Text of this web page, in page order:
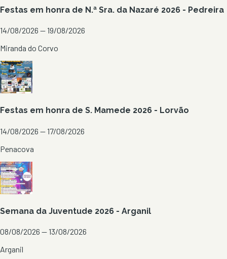
Festas em honra de N.ª Sra. da Nazaré 2026 - Pedreira
14/08/2026 — 19/08/2026
Miranda do Corvo
Festas em honra de S. Mamede 2026 - Lorvão
14/08/2026 — 17/08/2026
Penacova
Semana da Juventude 2026 - Arganil
08/08/2026 — 13/08/2026
Arganil